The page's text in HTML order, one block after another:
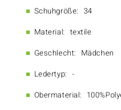
Schuhgröße: 34
Material: textile
Geschlecht: Mädchen
Ledertyp: -
Obermaterial: